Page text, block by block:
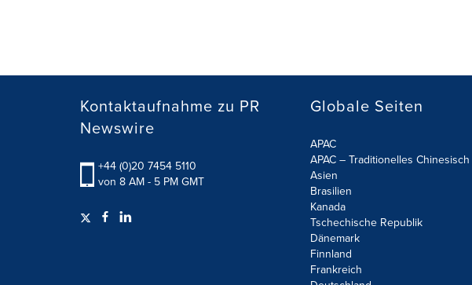
Kontaktaufnahme zu PR
Newswire
+44 (0)20 7454 5110
von 8 AM - 5 PM GMT
Globale Seiten
APAC
APAC – Traditionelles Chinesisch
Asien
Brasilien
Kanada
Tschechische Republik
Dänemark
Finnland
Frankreich